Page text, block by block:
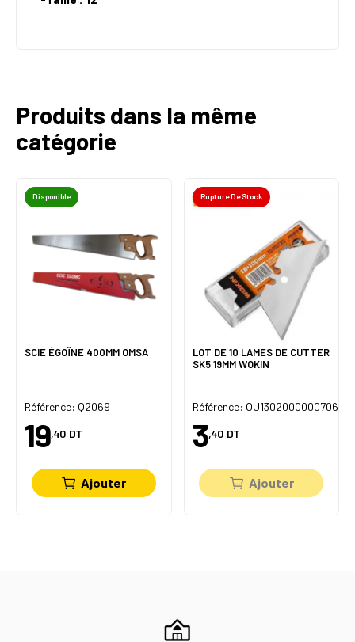
Produits dans la même
catégorie
Disponible
SCIE ÉGOÏNE 400MM OMSA
Référence: Q2069
19,40 DT
Ajouter
Rupture De Stock
LOT DE 10 LAMES DE CUTTER
SK5 19MM WOKIN
Référence: OU1302000000706
3,40 DT
Ajouter